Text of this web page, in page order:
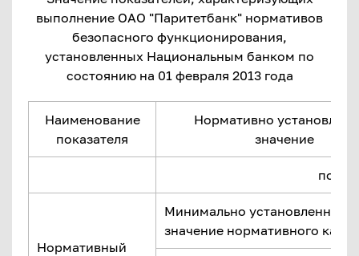
выполнение ОАО "Паритетбанк" нормативов
безопасного функционирования,
установленных Национальным банком по
состоянию на 01 февраля 2013 года
Наименование
показателя
Нормативно
значение
по
Нормативный
Минимально установленное
значение нормативного